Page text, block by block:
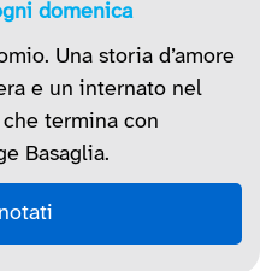
domenica
Una storia d’amore
e un internato nel
termina con
Basaglia.